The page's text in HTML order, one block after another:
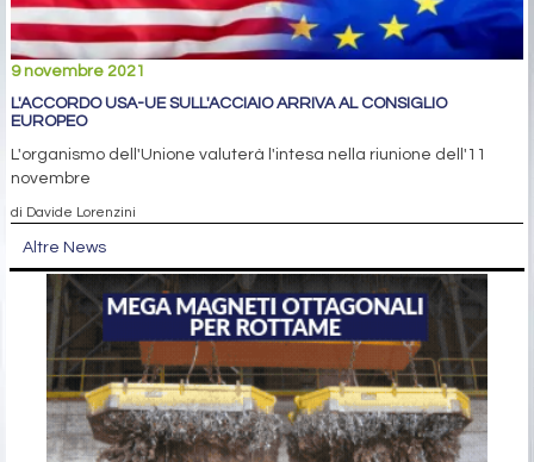
9 novembre 2021
L'ACCORDO USA-UE SULL'ACCIAIO ARRIVA AL CONSIGLIO
EUROPEO
L'organismo dell'Unione valuterà l'intesa nella riunione dell'11
novembre
di Davide Lorenzini
Altre News